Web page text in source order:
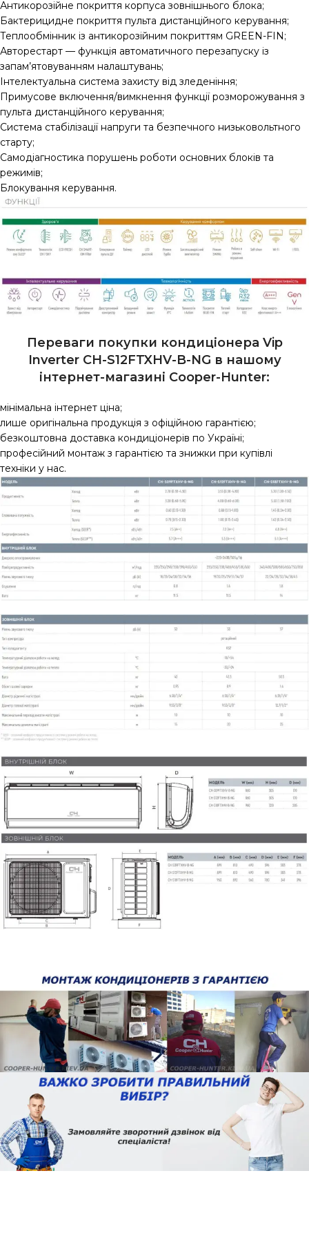
Антикорозійне покриття корпуса зовнішнього блока;
Бактерицидне покриття пульта дистанційного керування;
Теплообмінник із антикорозійним покриттям GREEN-FIN;
Авторестарт — функція автоматичного перезапуску із
запам’ятовуванням налаштувань;
Інтелектуальна система захисту від зледеніння;
Примусове включення/вимкнення функції розморожування з
пульта дистанційного керування;
Система стабілізації напруги та безпечного низьковольтного
старту;
Самодіагностика порушень роботи основних блоків та
режимів;
Блокування керування.
Переваги покупки кондиціонера Vip
Inverter CH-S12FTXHV-B-NG в нашому
інтернет-магазині Сooper-Hunter:
мінімальна інтернет ціна;
лише оригінальна продукція з офіційною гарантією;
безкоштовна доставка кондиціонерів по Україні;
професійний монтаж з гарантією та знижки при купівлі
техніки у нас.